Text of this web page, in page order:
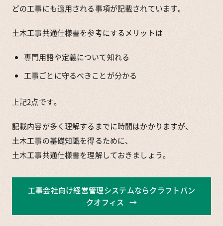
どの工事にも適用される事項が記載されています。
土木工事共通仕様書を参考にするメリットは
専門用語や定義について知れる
工事ごとに守るべきことが分かる
上記2点です。
記載内容が多く理解するまでに時間はかかりますが、
土木工事の基礎知識を得るために、
土木工事共通仕様書を理解しておきましょう。
工事会社向け経営管理システムならクラフトバン
クオフィス